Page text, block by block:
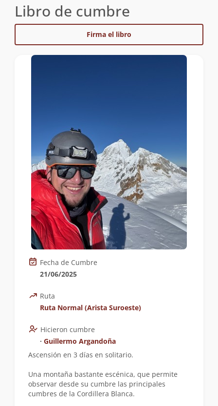
Libro de cumbre
Firma el libro
Fecha de Cumbre
21/06/2025
Ruta
Ruta Normal (Arista Suroeste)
Hicieron cumbre
∙ Guillermo Argandoña
Ascensión en 3 días en solitario.
Una montaña bastante escénica, que permite
observar desde su cumbre las principales
cumbres de la Cordillera Blanca.